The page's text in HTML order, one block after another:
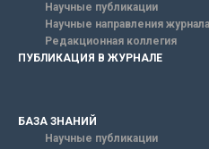
Научные публикации
Научные направления журнала
Редакционная коллегия
ПУБЛИКАЦИЯ В ЖУРНАЛЕ
БАЗА ЗНАНИЙ
Научные публикации